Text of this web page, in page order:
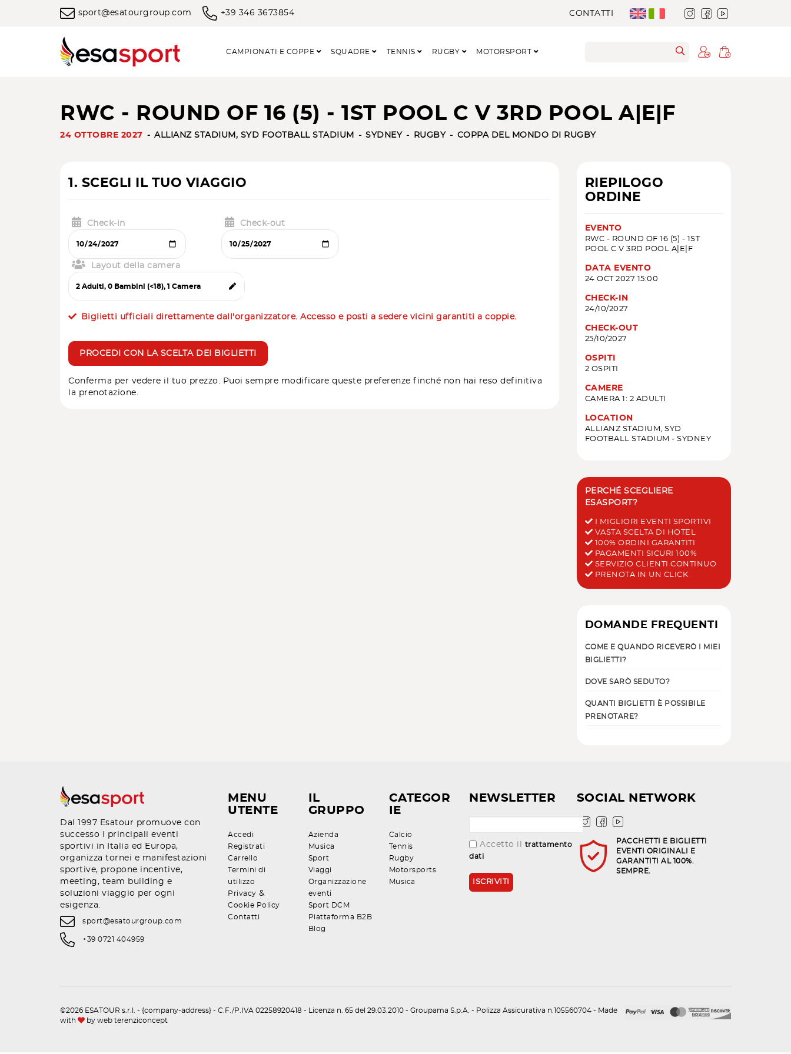
sport@esatourgroup.com +39 346 3673854 CONTATTI
CAMPIONATI E COPPE SQUADRE TENNIS RUGBY MOTORSPORT
RWC - ROUND OF 16 (5) - 1ST POOL C V 3RD POOL A|E|F
24 OTTOBRE 2027 ALLIANZ STADIUM, SYD FOOTBALL STADIUM SYDNEY RUGBY COPPA DEL MONDO DI RUGBY
1. SCEGLI IL TUO VIAGGIO
Check-in Check-out
Layout della camera
Biglietti ufficiali direttamente dall'organizzatore. Accesso e posti a sedere vicini garantiti a coppie.
PROCEDI CON LA SCELTA DEI BIGLIETTI
Conferma per vedere il tuo prezzo. Puoi sempre modificare queste preferenze finché non hai reso definitiva
la prenotazione.
RIEPILOGO
ORDINE
EVENTO
RWC - ROUND OF 16 (5) - 1ST
POOL C V 3RD POOL A|E|F
DATA EVENTO
24 OCT 2027 15:00
CHECK-IN
24/10/2027
CHECK-OUT
25/10/2027
OSPITI
2 OSPITI
CAMERE
CAMERA 1: 2 ADULTI
LOCATION
ALLIANZ STADIUM, SYD
FOOTBALL STADIUM - SYDNEY
PERCHÉ SCEGLIERE
ESASPORT?
I MIGLIORI EVENTI SPORTIVI
VASTA SCELTA DI HOTEL
100% ORDINI GARANTITI
PAGAMENTI SICURI 100%
SERVIZIO CLIENTI CONTINUO
PRENOTA IN UN CLICK
DOMANDE FREQUENTI
COME E QUANDO RICEVERÒ I MIEI
BIGLIETTI?
DOVE SARÒ SEDUTO?
QUANTI BIGLIETTI È POSSIBILE
PRENOTARE?
Dal 1997 Esatour promuove con
successo i principali eventi
sportivi in Italia ed Europa,
organizza tornei e manifestazioni
sportive, propone incentive,
meeting, team building e
soluzioni viaggio per ogni
esigenza.
sport@esatourgroup.com
+39 0721 404959
MENU
UTENTE
Accedi
Registrati
Carrello
Termini di
utilizzo
Privacy &
Cookie Policy
Contatti
IL
GRUPPO
Azienda
Musica
Sport
Viaggi
Organizzazione
eventi
Sport DCM
Piattaforma B2B
Blog
CATEGOR
IE
Calcio
Tennis
Rugby
Motorsports
Musica
NEWSLETTER
Accetto il trattamento
dati
SOCIAL NETWORK
PACCHETTI E BIGLIETTI
EVENTI ORIGINALI E
GARANTITI AL 100%.
SEMPRE.
©2026 ESATOUR s.r.l. - {company-address} - C.F./P.IVA 02258920418 - Licenza n. 65 del 29.03.2010 - Groupama S.p.A. - Polizza Assicurativa n.105560704 - Made
with
by web terenziconcept